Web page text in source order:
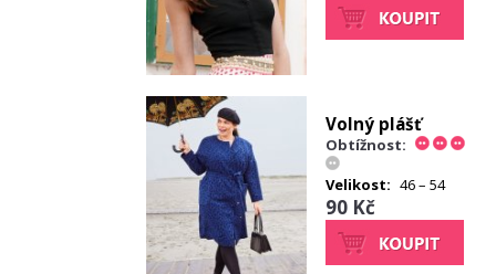
Volný plášť
Obtížnost:
Velikost: 46 – 54
90 Kč